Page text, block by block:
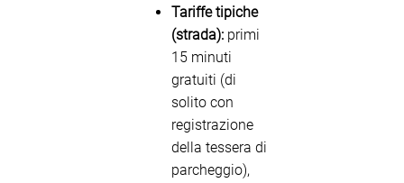
Tariffe tipiche
(strada): primi
15 minuti
gratuiti (di
solito con
registrazione
della tessera di
parcheggio),